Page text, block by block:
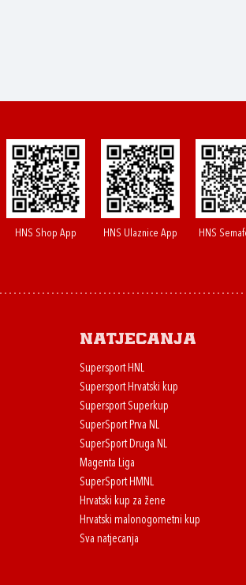
HNS Shop App HNS Ulaznice App HNS
Natjecanja
Supersport HNL
Supersport Hrvatski kup
Supersport Superkup
SuperSport Prva NL
SuperSport Druga NL
Magenta Liga
SuperSport HMNL
Hrvatski kup za žene
Hrvatski malonogometni kup
Sva natjecanja